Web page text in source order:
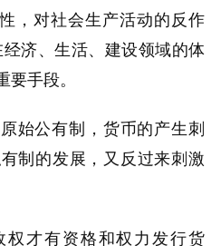
，对社会生产活动的反作
济、生活、建设领域的体
手段。
始公有制，货币的产生刺
制的发展，又反过来刺激
权才有资格和权力发行货